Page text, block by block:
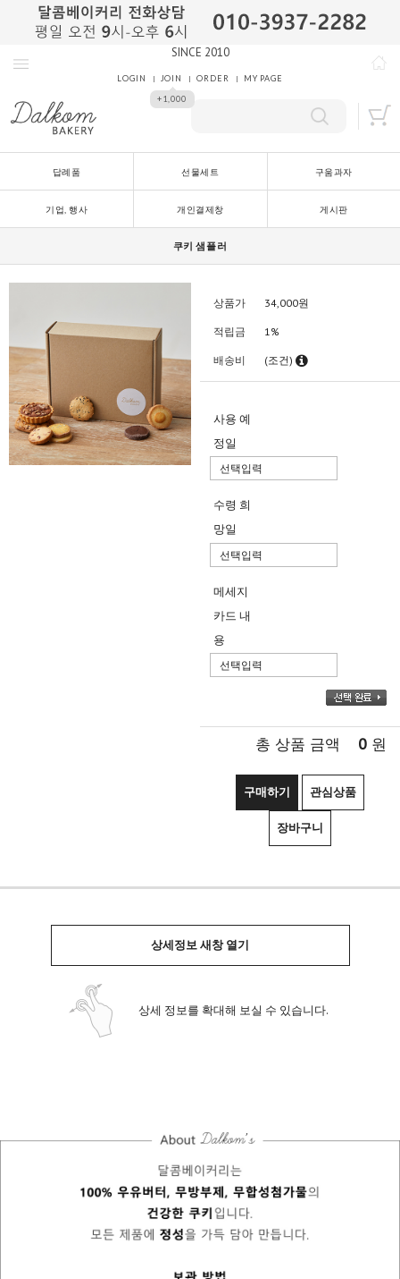
SINCE 2010
LOGIN JOIN
+1,000
ORDER MY PAGE
답례품 선물세트 구움과자
기업, 행사 개인결제창 게시판
쿠키 샘플러
상품가 34,000원
적립금 1%
배송비 (조건)
사용 예
정일
수령 희
망일
메세지
카드 내
용
총 상품 금액 0 원
구매하기 관심상품
장바구니
상세정보 새창 열기
상세 정보를 확대해 보실 수 있습니다.